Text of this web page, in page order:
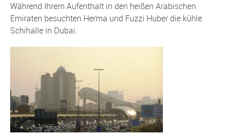
Während Ihrem Aufenthalt in den heißen Arabischen
Emiraten besuchten Herma und Fuzzi Huber die kühle
Schihalle in Dubai.